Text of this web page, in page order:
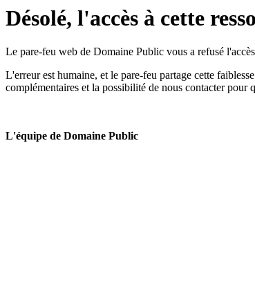
Désolé, l'accès à cette
Le pare-feu web de Domaine Public vous a refusé
L'erreur est humaine, et le pare-feu partage cette
complémentaires et la possibilité de nous contacter pour
L'équipe de Domaine Public